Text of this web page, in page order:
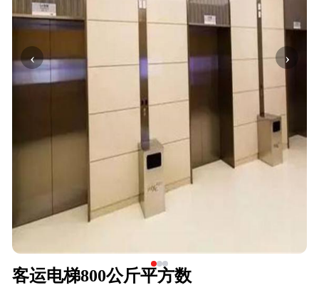
‹ ›
客运电梯800公斤平方数